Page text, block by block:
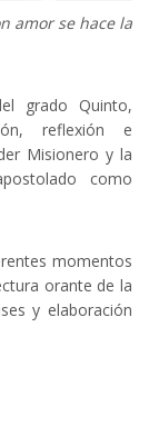
amor se hace la
grado Quinto,
reflexión e
Misionero y la
como
momentos
orante de la
y elaboración